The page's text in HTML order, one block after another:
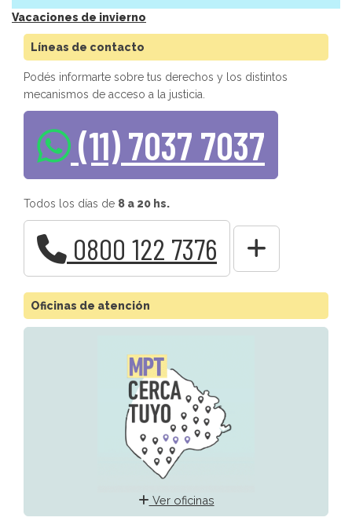
Vacaciones de invierno
Líneas de contacto
Podés informarte sobre tus derechos y los distintos
mecanismos de acceso a la justicia.
(11) 7037 7037
Todos los días de 8 a 20 hs.
0800 122 7376
Oficinas de atención
Ver oficinas